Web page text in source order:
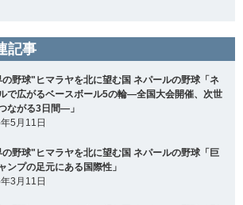
記事
野球"ヒマラヤを北に望む国 ネパールの野球「ネ
で広がるベースボール5の輪―全国大会開催、次世
ながる3日間―」
5月11日
野球"ヒマラヤを北に望む国 ネパールの野球「巨
ンプの足元にある国際性」
3月11日